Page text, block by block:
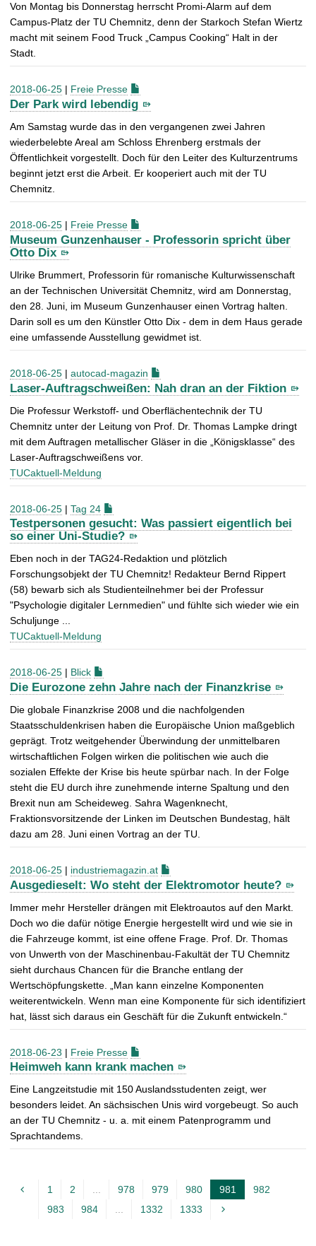
Von Montag bis Donnerstag herrscht Promi-Alarm auf dem
Campus-Platz der TU Chemnitz, denn der Starkoch Stefan Wiertz
macht mit seinem Food Truck „Campus Cooking“ Halt in der
Stadt.
2018-06-25 | Freie Presse
Der Park wird lebendig
Am Samstag wurde das in den vergangenen zwei Jahren
wiederbelebte Areal am Schloss Ehrenberg erstmals der
Öffentlichkeit vorgestellt. Doch für den Leiter des Kulturzentrums
beginnt jetzt erst die Arbeit. Er kooperiert auch mit der TU
Chemnitz.
2018-06-25 | Freie Presse
Museum Gunzenhauser - Professorin spricht über
Otto Dix
Ulrike Brummert, Professorin für romanische Kulturwissenschaft
an der Technischen Universität Chemnitz, wird am Donnerstag,
den 28. Juni, im Museum Gunzenhauser einen Vortrag halten.
Darin soll es um den Künstler Otto Dix - dem in dem Haus gerade
eine umfassende Ausstellung gewidmet ist.
2018-06-25 | autocad-magazin
Laser-Auftragschweißen: Nah dran an der Fiktion
Die Professur Werkstoff- und Oberflächentechnik der TU
Chemnitz unter der Leitung von Prof. Dr. Thomas Lampke dringt
mit dem Auftragen metallischer Gläser in die „Königsklasse“ des
Laser-Auftragschweißens vor.
TUCaktuell-Meldung
2018-06-25 | Tag 24
Testpersonen gesucht: Was passiert eigentlich bei
so einer Uni-Studie?
Eben noch in der TAG24-Redaktion und plötzlich
Forschungsobjekt der TU Chemnitz! Redakteur Bernd Rippert
(58) bewarb sich als Studienteilnehmer bei der Professur
"Psychologie digitaler Lernmedien" und fühlte sich wieder wie ein
Schuljunge ...
TUCaktuell-Meldung
2018-06-25 | Blick
Die Eurozone zehn Jahre nach der Finanzkrise
Die globale Finanzkrise 2008 und die nachfolgenden
Staatsschuldenkrisen haben die Europäische Union maßgeblich
geprägt. Trotz weitgehender Überwindung der unmittelbaren
wirtschaftlichen Folgen wirken die politischen wie auch die
sozialen Effekte der Krise bis heute spürbar nach. In der Folge
steht die EU durch ihre zunehmende interne Spaltung und den
Brexit nun am Scheideweg. Sahra Wagenknecht,
Fraktionsvorsitzende der Linken im Deutschen Bundestag, hält
dazu am 28. Juni einen Vortrag an der TU.
2018-06-25 | industriemagazin.at
Ausgedieselt: Wo steht der Elektromotor heute?
Immer mehr Hersteller drängen mit Elektroautos auf den Markt.
Doch wo die dafür nötige Energie hergestellt wird und wie sie in
die Fahrzeuge kommt, ist eine offene Frage. Prof. Dr. Thomas
von Unwerth von der Maschinenbau-Fakultät der TU Chemnitz
sieht durchaus Chancen für die Branche entlang der
Wertschöpfungskette. „Man kann einzelne Komponenten
weiterentwickeln. Wenn man eine Komponente für sich identifiziert
hat, lässt sich daraus ein Geschäft für die Zukunft entwickeln.“
2018-06-23 | Freie Presse
Heimweh kann krank machen
Eine Langzeitstudie mit 150 Auslandsstudenten zeigt, wer
besonders leidet. An sächsischen Unis wird vorgebeugt. So auch
an der TU Chemnitz - u. a. mit einem Patenprogramm und
Sprachtandems.
1 2 ... 978 979 980 981
982
983
984 ... 1332 1333